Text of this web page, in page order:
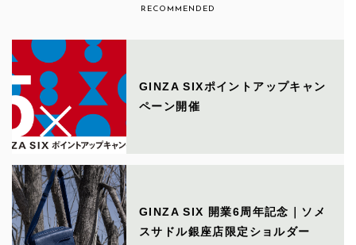
RECOMMENDED
GINZA SIXポイントアップキャン
ペーン開催
GINZA SIX 開業6周年記念｜ソメ
スサドル銀座店限定ショルダー